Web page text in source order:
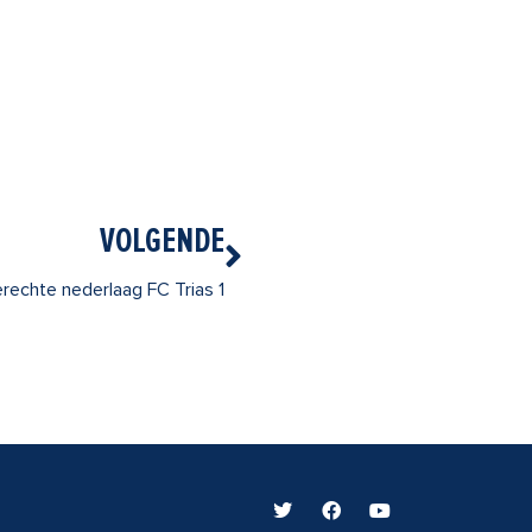
VOLGENDE
nederlaag FC Trias 1
Volgende
T
w
F
a
Y
o